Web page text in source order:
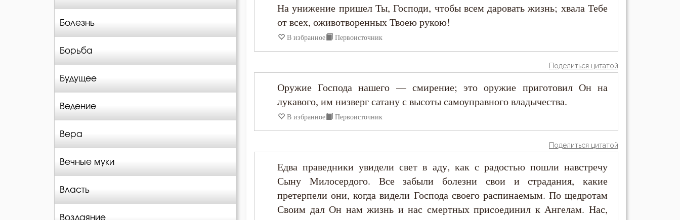
Болезнь
Борьба
Будущее
Ведение
Вера
Вечные муки
Власть
Воздаяние
Григорий Нисский
Григорий Палама
Григорий Чудотворец
Димитрий Ростовский
Епифаний Кипрский
На унижение пришел Ты, Господи, чтобы всем даровать жизнь; хвала Тебе
от всех, оживотворенных Твоею рукою!
В избранное Первоисточник
Поделиться цитатой
Оружие Господа нашего — смирение; это оружие приготовил Он на
лукавого, им низверг сатану с высоты самоуправного владычества.
В избранное Первоисточник
Поделиться цитатой
Едва праведники увидели свет в аду, как с радостью пошли навстречу
Сыну Милосердого. Все забыли болезни свои и страдания, какие
претерпели они, когда видели Господа своего распинаемым. По щедротам
Своим дал Он нам жизнь и нас смертных присоединил к Ангелам. Нас,